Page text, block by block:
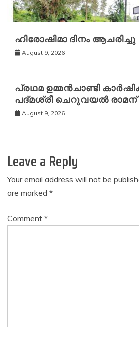
ഹിരോഷിമാ ദിനം ആചരിച്ചു
August 9, 2026
പ്രഥമ ഉമ്മൻചാണ്ടി
പദ്മശ്രീ ചെറുവയൽ രാമന്
August 9, 2026
Leave a Reply
Your email address will not be
are marked *
Comment *